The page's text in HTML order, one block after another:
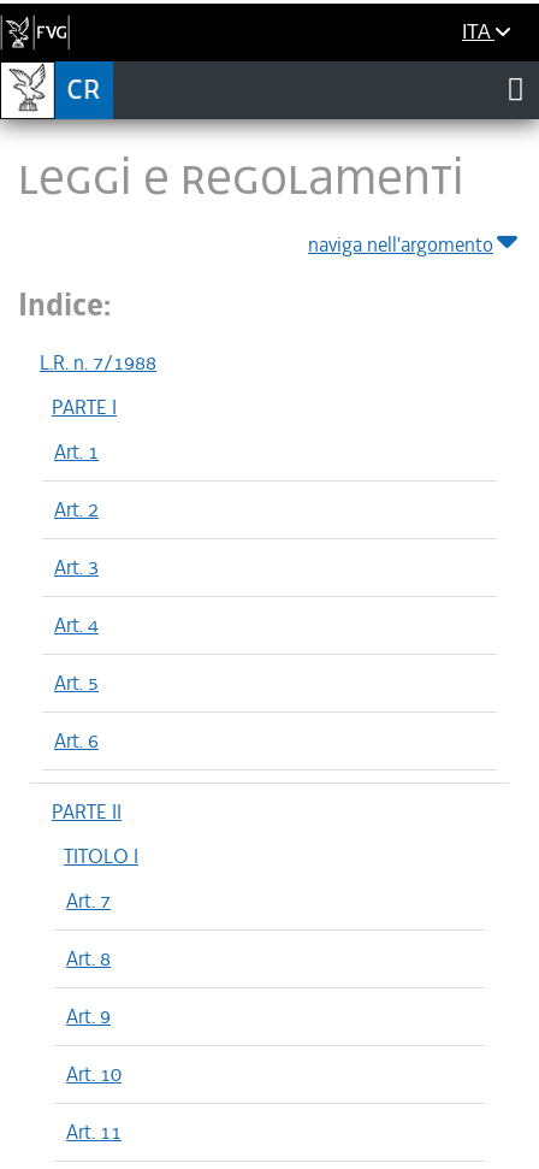
ITA
LEGGI E REGOLAMENTI
naviga nell'argomento
Indice:
L.R. n. 7/1988
PARTE I
Art. 1
Art. 2
Art. 3
Art. 4
Art. 5
Art. 6
PARTE II
TITOLO I
Art. 7
Art. 8
Art. 9
Art. 10
Art. 11